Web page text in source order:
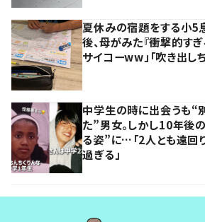
夏休みの宿題をする小5
後、母がみた『衝撃的す
サイコーww」「吹き出し
中学生の時に出会うも“
た”男女。しかし10年後
る姿”に…「2人とも遠回
過ぎる」